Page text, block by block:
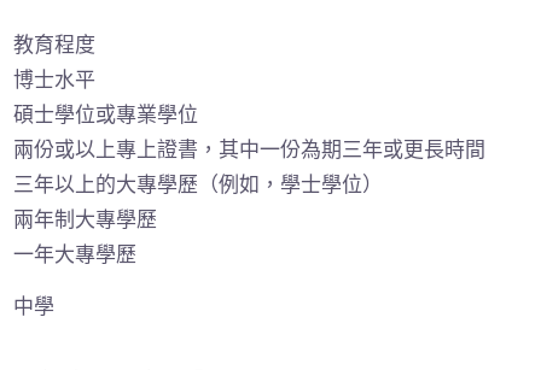
教育程度
博士水平
碩士學位或專業學位
兩份或以上專上證書，其中一份為期三年或更長時間
三年以上的大專學歷（例如，學士學位）
兩年制大專學歷
一年大專學歷
中學